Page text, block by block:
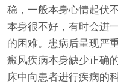
稳，一般本身心情起伏
本身很不好，有时会进
的困难。患病后呈现严
癜风疾病本身缺少正确
床中向患者进行疾病的